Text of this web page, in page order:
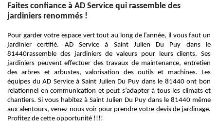
Faites confiance à AD Service qui rassemble des
jardiniers renommés !
Pour garder votre espace vert tout au long de l’année, il vous faut un
jardinier certifié. AD Service à Saint Julien Du Puy dans le
81440rassemble des jardiniers de valeurs pour leurs clients. Ses
jardiniers peuvent effectuer des travaux de maintenance, entretien
des arbres et arbustes, valorisation des outils et machines. Les
équipes du AD Service à Saint Julien Du Puy dans le 81440 ont bon
relationnel en communication et peut s’adapter à tous les climats et
chantiers. Si vous habitez à Saint Julien Du Puy dans le 81440 même
aux alentours, venez nous voir pour prendre votre devis de jardinage.
Profitez de cette opportunité !!!!